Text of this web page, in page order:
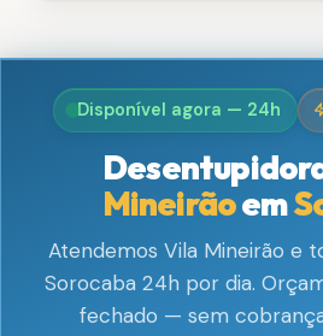
Disponível agora — 24h
Mineirãoem
Atendemos Vila Mineirão e
Sorocaba 24h por dia.
fechado — sem